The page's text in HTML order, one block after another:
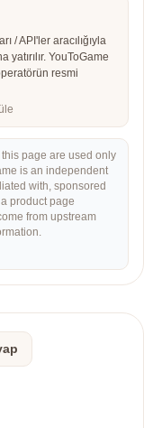
/ API'ler aracılığıyla
YouToGame
resmi
page are used only
is an independent
with, sponsored
product page
from upstream